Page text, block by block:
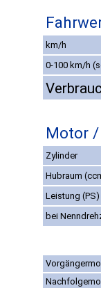
km/h
0-100 km/h
Motor /
Zylinder
Hubraum
Leistung (PS)
bei